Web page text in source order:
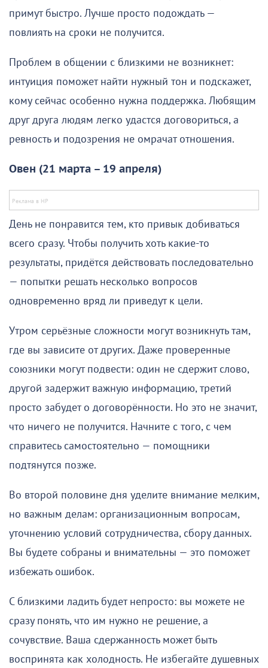
примут быстро. Лучше просто подождать —
повлиять на сроки не получится.
Проблем в общении с близкими не возникнет:
интуиция поможет найти нужный тон и подскажет,
кому сейчас особенно нужна поддержка. Любящим
друг друга людям легко удастся договориться, а
ревность и подозрения не омрачат отношения.
Овен (21 марта – 19 апреля)
День не понравится тем, кто привык добиваться
всего сразу. Чтобы получить хоть какие-то
результаты, придётся действовать последовательно
— попытки решать несколько вопросов
одновременно вряд ли приведут к цели.
Утром серьёзные сложности могут возникнуть там,
где вы зависите от других. Даже проверенные
союзники могут подвести: один не сдержит слово,
другой задержит важную информацию, третий
просто забудет о договорённости. Но это не значит,
что ничего не получится. Начните с того, с чем
справитесь самостоятельно — помощники
подтянутся позже.
Во второй половине дня уделите внимание мелким,
но важным делам: организационным вопросам,
уточнению условий сотрудничества, сбору данных.
Вы будете собраны и внимательны — это поможет
избежать ошибок.
С близкими ладить будет непросто: вы можете не
сразу понять, что им нужно не решение, а
сочувствие. Ваша сдержанность может быть
воспринята как холодность. Не избегайте душевных